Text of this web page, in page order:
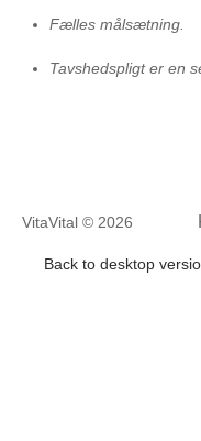
Fælles målsætning.
Tavshedspligt er en
VitaVital © 2026
Back to desktop